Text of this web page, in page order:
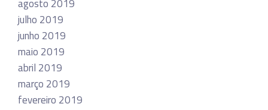
agosto 2019
julho 2019
junho 2019
maio 2019
abril 2019
março 2019
fevereiro 2019